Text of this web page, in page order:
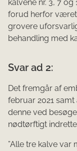
kalvene nr. 3, 7
forud herfor
grovere
behandling med
Svar ad 2:
Det fremgår af
februar 2021
denne ved
nødtørftigt
”Alle tre kalve